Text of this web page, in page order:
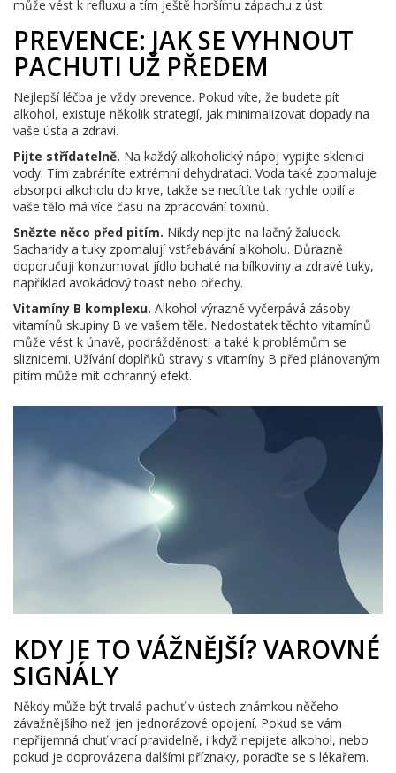
může vést k refluxu a tím ještě horšímu zápachu z úst.
PREVENCE: JAK SE VYHNOUT
PACHUTI UŽ PŘEDEM
Nejlepší léčba je vždy prevence. Pokud víte, že budete pít
alkohol, existuje několik strategií, jak minimalizovat dopady na
vaše ústa a zdraví.
Pijte střídatelně. Na každý alkoholický nápoj vypijte sklenici
vody. Tím zabráníte extrémní dehydrataci. Voda také zpomaluje
absorpci alkoholu do krve, takže se necítíte tak rychle opilí a
vaše tělo má více času na zpracování toxinů.
Snězte něco před pitím. Nikdy nepijte na lačný žaludek.
Sacharidy a tuky zpomalují vstřebávání alkoholu. Důrazně
doporučuji konzumovat jídlo bohaté na bílkoviny a zdravé tuky,
například avokádový toast nebo ořechy.
Vitamíny B komplexu. Alkohol výrazně vyčerpává zásoby
vitamínů skupiny B ve vašem těle. Nedostatek těchto vitamínů
může vést k únavě, podrážděnosti a také k problémům se
sliznicemi. Užívání doplňků stravy s vitamíny B před plánovaným
pitím může mít ochranný efekt.
KDY JE TO VÁŽNĚJŠÍ? VAROVNÉ
SIGNÁLY
Někdy může být trvalá pachuť v ústech známkou něčeho
závažnějšího než jen jednorázové opojení. Pokud se vám
nepříjemná chuť vrací pravidelně, i když nepijete alkohol, nebo
pokud je doprovázena dalšími příznaky, poraďte se s lékařem.